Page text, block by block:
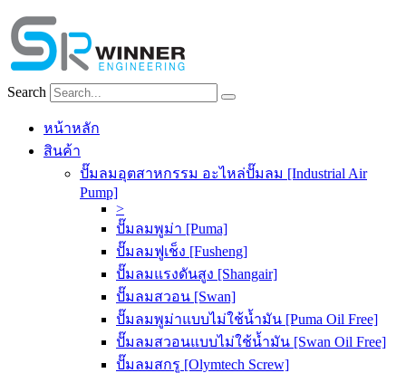
Skip
to
content
Search
หน้าหลัก
สินค้า
ปั๊มลมอุตสาหกรรม อะไหล่ปั๊มลม [Industrial Air
Pump]
>
ปั๊มลมพูม่า [Puma]
ปั๊มลมฟูเช็ง [Fusheng]
ปั๊มลมแรงดันสูง [Shangair]
ปั๊มลมสวอน [Swan]
ปั๊มลมพูม่าแบบไม่ใช้น้ำมัน [Puma Oil Free]
ปั๊มลมสวอนแบบไม่ใช้น้ำมัน [Swan Oil Free]
ปั๊มลมสกรู [Olymtech Screw]